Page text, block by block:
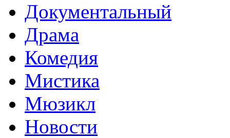
Документальный
Драма
Комедия
Мистика
Мюзикл
Новости